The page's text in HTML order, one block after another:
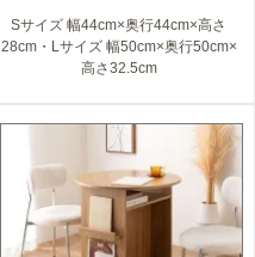
Sサイズ 幅44cm×奥行44cm×高さ
28cm・Lサイズ 幅50cm×奥行50cm×
高さ32.5cm